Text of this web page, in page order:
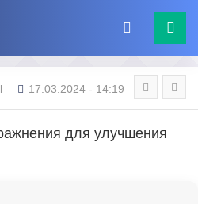
17.03.2024 - 14:19
для улучшения